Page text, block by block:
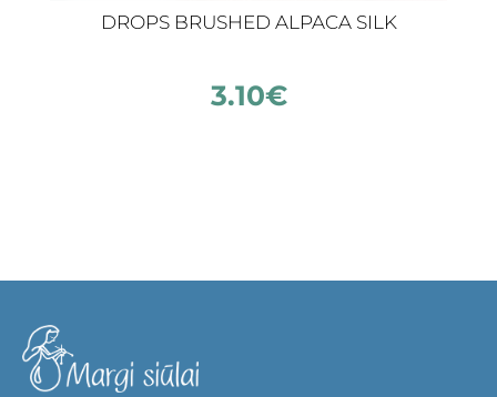
DROPS BRUSHED ALPACA SILK
3.10€